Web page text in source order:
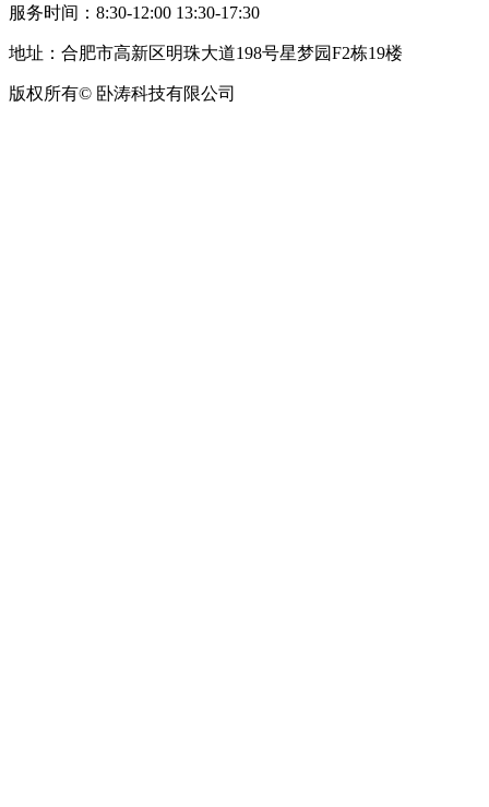
服务时间：8:30-12:00 13:30-17:30
地址：合肥市高新区明珠大道198号星梦园F2栋19楼
版权所有© 卧涛科技有限公司